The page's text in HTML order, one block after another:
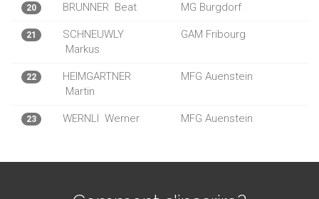
20 BRUNNER Beat MG Burgdorf
21
SCHNEUWLY
Markus
GAM Fribourg
22
HEIMGARTNER
Martin
MFG Auenstein
23 WERNLI Werner MFG Auenstein